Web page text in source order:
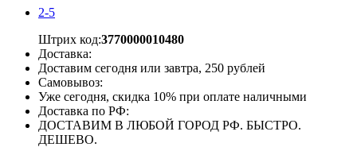
2-5
Штрих код:3770000010480
Доставка:
Доставим сегодня или завтра, 250 рублей
Самовывоз:
Уже сегодня, скидка 10% при оплате наличными
Доставка по РФ:
ДОСТАВИМ В ЛЮБОЙ ГОРОД РФ. БЫСТРО.
ДЕШЕВО.